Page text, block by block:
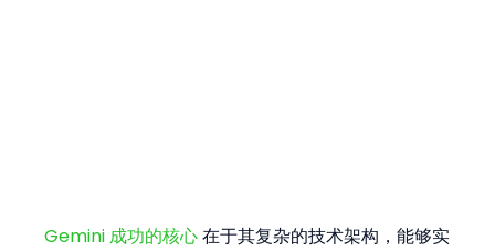
Gemini 成功的核心 在于其复杂的技术架构，能够实